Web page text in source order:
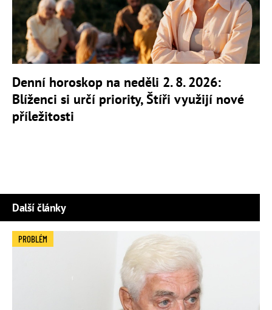
Denní horoskop na neděli 2. 8. 2026:
Blíženci si určí priority, Štíři využijí nové
příležitosti
Další články
PROBLÉM